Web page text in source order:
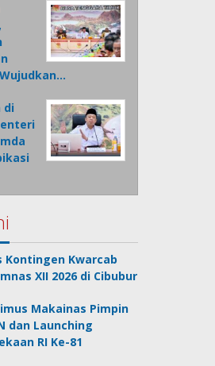
di
Kontingen Kwarcab
XII 2026 di Cibubur
Makainas Pimpin
dan Launching
RI Ke-81